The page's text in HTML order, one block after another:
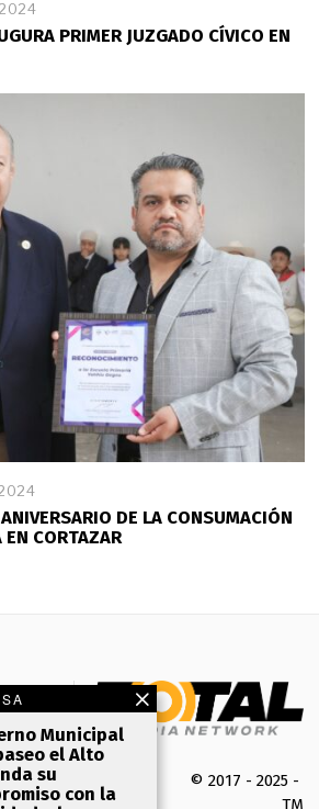
Municipal
el Alto
su
con la
PRIMER JUZGADO CÍVICO EN
DE LA CONSUMACIÓN
EN CORTAZAR
© 2017 - 2025 -